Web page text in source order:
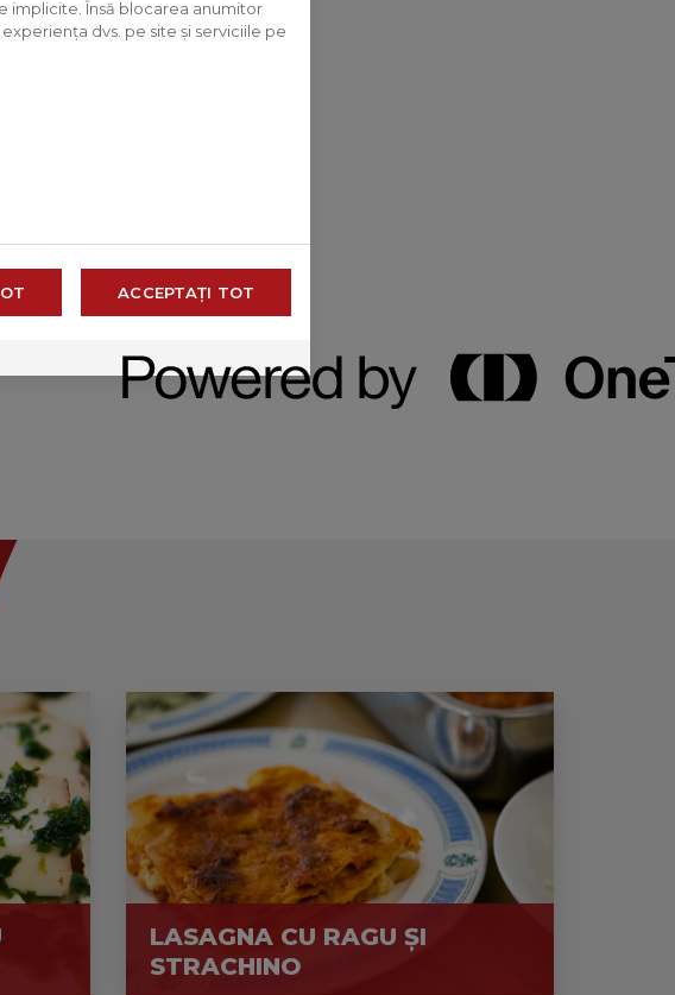
LASAGNA CU RAGU ȘI
STRACHINO
implicite. Însă blocarea anumitor
dvs. pe site și serviciile pe
ACCEPTAȚI TOT